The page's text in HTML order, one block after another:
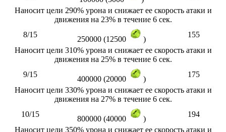
Наносит цели 290% урона и снижает ее скорость атаки и
движения на 23% в течение 6 сек.
8/15
250000 (12500 )
155
Наносит цели 310% урона и снижает ее скорость атаки и
движения на 25% в течение 6 сек.
9/15
400000 (20000 )
175
Наносит цели 330% урона и снижает ее скорость атаки и
движения на 27% в течение 6 сек.
10/15
800000 (40000 )
194
Наносит цели 350% урона и снижает ее скорость атаки и